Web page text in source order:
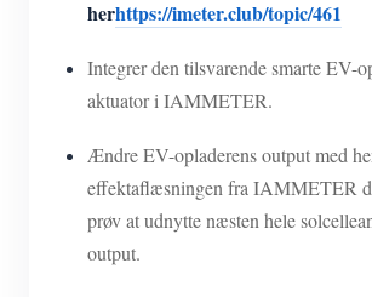
herhttps://imeter.club/topic/461
Integrer den tilsvarende smarte EV-
aktuator i IAMMETER.
Ændre EV-opladerens output med
effektaflæsningen fra IAMMETER
prøv at udnytte næsten hele
output.